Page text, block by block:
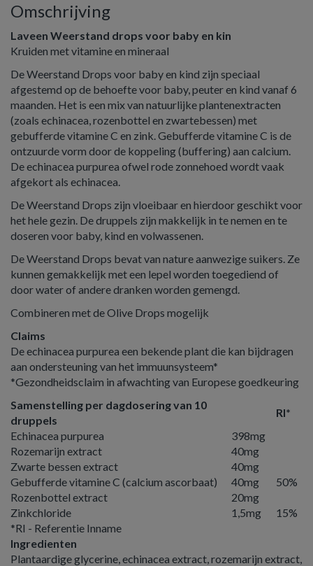
Omschrijving
Laveen Weerstand drops voor baby en kin
Kruiden met vitamine en mineraal
De Weerstand Drops voor baby en kind zijn speciaal
afgestemd op de behoefte voor baby, peuter en kind vanaf 6
maanden. Het is een mix van natuurlijke plantenextracten
(zoals echinacea, rozenbottel en zwartebessen) met
gebufferde vitamine C en zink. Gebufferde vitamine C is de
ontzuurde vorm door de koppeling (buffering) aan calcium.
De echinacea purpurea ofwel rode zonnehoed wordt vaak
afgekort als echinacea.
De Weerstand Drops zijn vloeibaar en hierdoor geschikt voor
het hele gezin. De druppels zijn makkelijk in te nemen en te
doseren voor baby, kind en volwassenen.
De Weerstand Drops bevat van nature aanwezige suikers. Ze
kunnen gemakkelijk met een lepel worden toegediend of
door water of andere dranken worden gemengd.
Combineren met de Olive Drops mogelijk
Claims
De echinacea purpurea een bekende plant die kan bijdragen
aan ondersteuning van het immuunsysteem*
*Gezondheidsclaim in afwachting van Europese goedkeuring
Samenstelling per dagdosering van 10
druppels
RI*
Echinacea purpurea
398mg
Rozemarijn extract
40mg
Zwarte bessen extract
40mg
Gebufferde vitamine C (calcium ascorbaat)
40mg
50%
Rozenbottel extract
20mg
Zinkchloride
1,5mg
15%
*RI - Referentie Inname
Ingredienten
Plantaardige glycerine, echinacea extract, rozemarijn extract,